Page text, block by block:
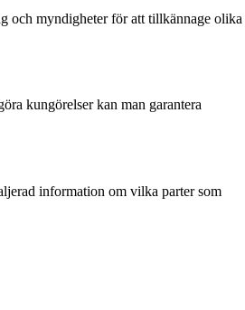
och myndigheter för att tillkännage olika
kungörelser kan man garantera
information om vilka parter som